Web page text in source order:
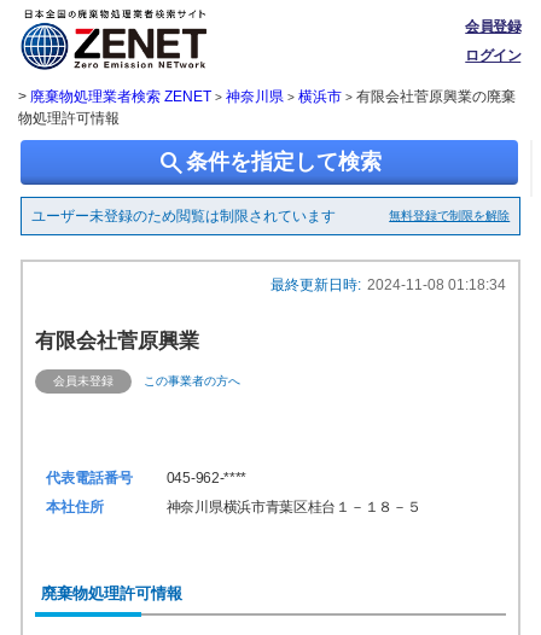
会員登録
ログイン
> 廃棄物処理業者検索 ZENET > 神奈川県 > 横浜市> 有限会社菅原興業の廃棄
物処理許可情報
search条件を指定して検索
ユーザー未登録のため閲覧は制限されています 無料登録で制限を解除
最終更新日時: 2024-11-08 01:18:34
有限会社菅原興業
会員未登録 この事業者の方へ
代表電話番号
045-962-****
本社住所
神奈川県横浜市青葉区桂台１－１８－５
廃棄物処理許可情報